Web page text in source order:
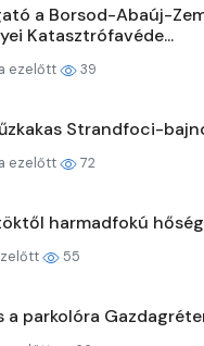
a Borsod-Abaúj-
Katasztrófavéde...
ezelőtt 39
Strandfoci-
ezelőtt 72
harmadfokú
55
a parkolóra